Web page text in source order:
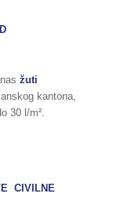
žuti
kantona,
30 l/m².
CIVILNE